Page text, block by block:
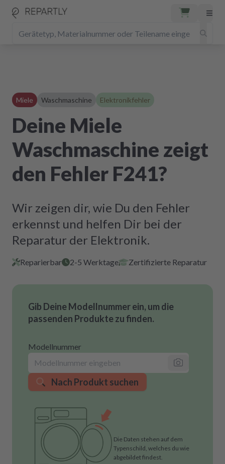
Miele Waschmaschine Elektronikfehler
Deine Miele
Waschmaschine zeigt
den Fehler F241?
Wir zeigen dir, wie Du den Fehler
erkennst und helfen Dir bei der
Reparatur der Elektronik.
Reparierbar 2-5 Werktage Zertifizierte Reparatur
Gib Deine Modellnummer ein, um die
passenden Produkte zu finden.
Modellnummer
Nach Produkt suchen
Die Daten stehen auf dem
Typenschild, welches du wie
abgebildet findest.